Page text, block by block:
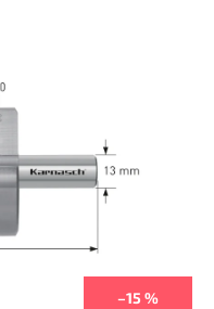
–15 %